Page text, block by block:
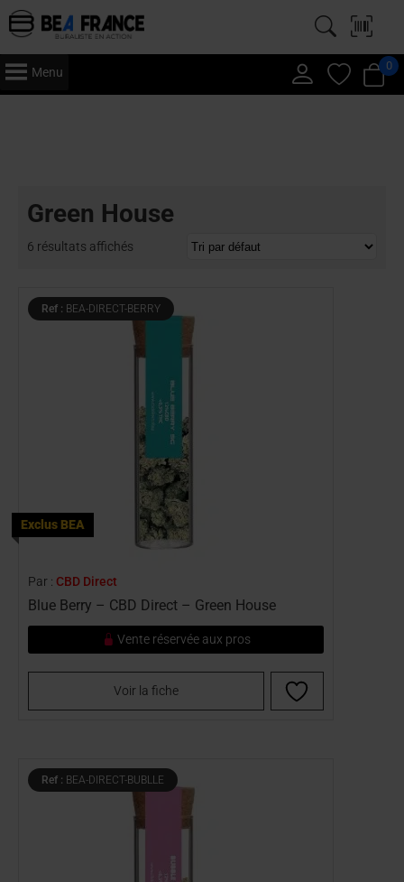
Menu 0
Green House
6 résultats affichés
Ref : BEA-DIRECT-BERRY
Exclus BEA
Par : CBD Direct
Blue Berry – CBD Direct – Green House
Vente réservée aux pros
Voir la fiche
Ref : BEA-DIRECT-BUBLLE